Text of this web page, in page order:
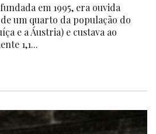
em 1995, era ouvida
um quarto da população do
e a Áustria) e custava ao
1,1...